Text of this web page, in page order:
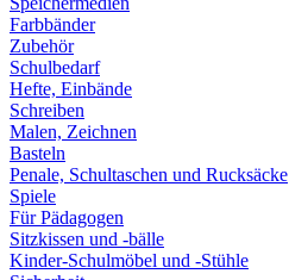
Farbbänder
Zubehör
Schulbedarf
Hefte, Einbände
Schreiben
Malen, Zeichnen
Basteln
Penale, Schultaschen und Rucksäcke
Spiele
Für Pädagogen
Sitzkissen und -bälle
Kinder-Schulmöbel und -Stühle